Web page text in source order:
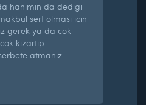
hanımın da dedıgı
sert olması ıcın
gerek ya da cok
kızartıp
atmanız